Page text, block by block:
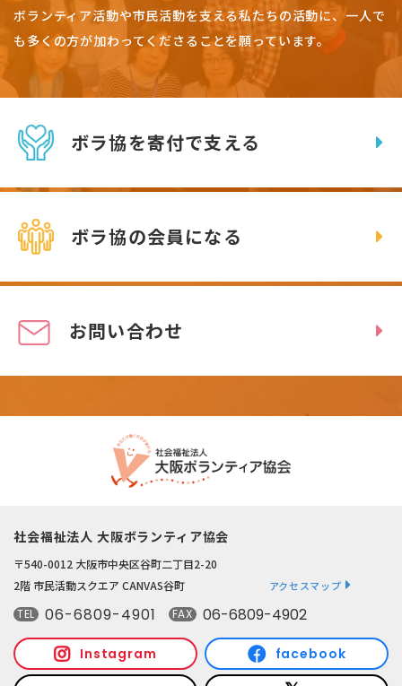
ボランティア活動や市民活動を支える私たちの活動に、一人で
も多くの方が加わってくださることを願っています。
ボラ協を寄付で支える
ボラ協の会員になる
お問い合わせ
社会福祉法人 大阪ボランティア協会
〒540-0012 大阪市中央区谷町二丁目2-20
2階 市民活動スクエア CANVAS谷町
アクセスマップ
TEL 06-6809-4901 FAX 06-6809-4902
Instagram facebook